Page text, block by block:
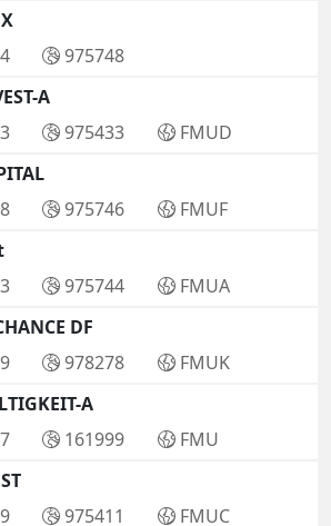
975748
A
975433
FMUD
975746
FMUF
975744
FMUA
DF
978278
FMUK
A
161999
FMU
975411
FMUC